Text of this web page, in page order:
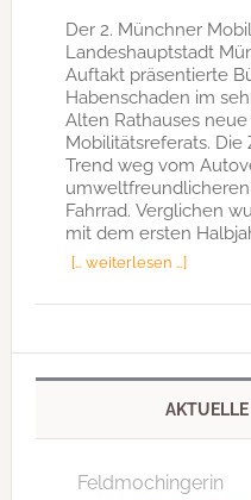
Der 2. Münchner
Landeshauptstadt
Auftakt präsentierte
Habenschaden im
Alten Rathauses
Mobilitätsreferats.
Trend weg vom
Fahrrad. Verglichen
mit dem ersten
[… weiterlesen …]
Feldmochingerin